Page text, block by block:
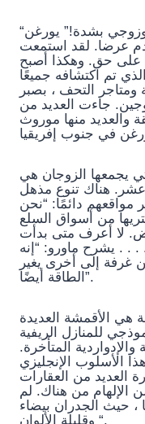
“بعد زيارتنا الأولى ، تشاجرت أنا وزوجي بشدة!” يورغن
عرضا. لقد استمعت
على حق. وهكذا أصبح
تم اكتشافه جميعًا
ومتاجر التحف ، بصبر
جاءت العديد من
والعديد منها موروث
يجمعها الزوجان هي
عشر. هناك تنوع مذهل
مواقعهم دائمًا: “نحن
من أسواق السلع
لا أعرف متى بدأت
. . . يشرح ماورو: “إنه
إلى أخرى يغير
الطاقة أيضًا”.
الأقمشة العديدة
للمنازل الريفية
والإدواردية المتأخرة.
الأسلوب الإنجليزي
العديد من العقارات
الإلهام من هناك. لم
، حيث الجدران بيضاء
وقليلة الألوان “.